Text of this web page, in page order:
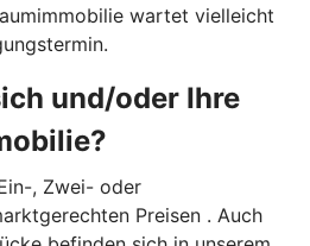
wartet vielleicht
und/oder Ihre
, Zwei- oder
Preisen . Auch